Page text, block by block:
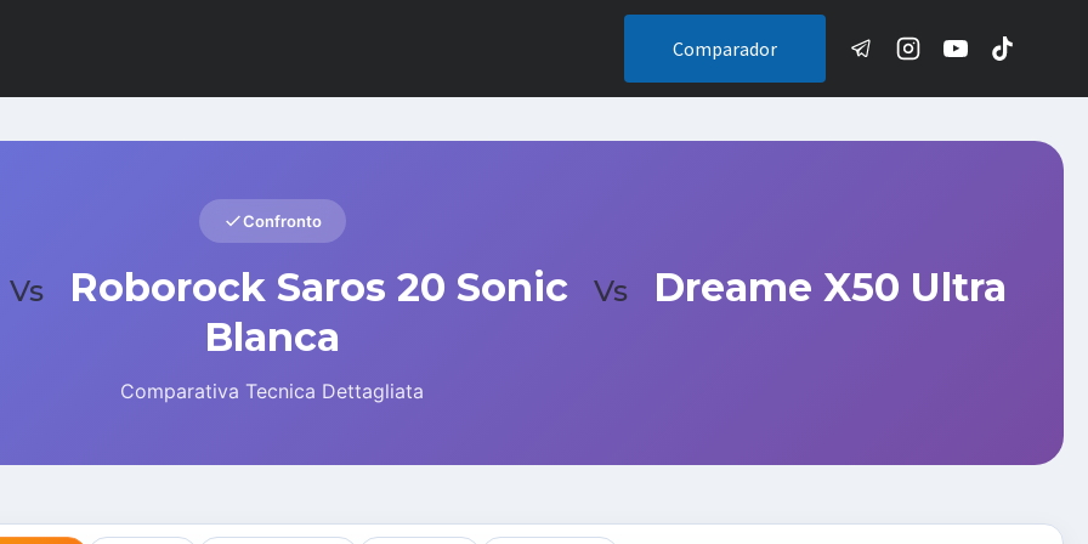
Comparador
Confronto
Vs Roborock Saros 20 Sonic Vs
Dreame X50 Ultra
Blanca
Comparativa Tecnica Dettagliata